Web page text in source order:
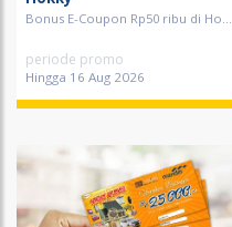
Bonus E-Coupon Rp50 ribu di Ho...
periode promo
Hingga 16 Aug 2026